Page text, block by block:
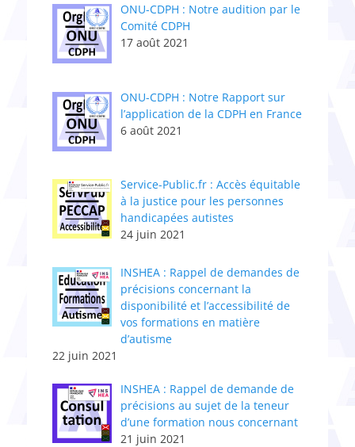
ONU-CDPH : Notre audition par le
Comité CDPH
17 août 2021
ONU-CDPH : Notre Rapport sur
l’application de la CDPH en France
6 août 2021
Service-Public.fr : Accès équitable
à la justice pour les personnes
handicapées autistes
24 juin 2021
INSHEA : Rappel de demandes de
précisions concernant la
disponibilité et l’accessibilité de
vos formations en matière
d’autisme
22 juin 2021
INSHEA : Rappel de demande de
précisions au sujet de la teneur
d’une formation nous concernant
21 juin 2021